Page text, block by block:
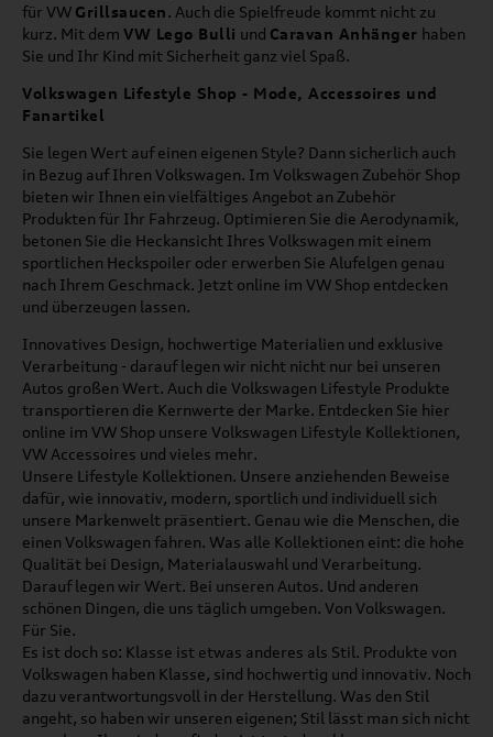
für VW Grillsaucen. Auch die Spielfreude kommt nicht zu
kurz. Mit dem VW Lego Bulli und Caravan Anhänger haben
Sie und Ihr Kind mit Sicherheit ganz viel Spaß.
Volkswagen Lifestyle Shop - Mode, Accessoires und
Fanartikel
Sie legen Wert auf einen eigenen Style? Dann sicherlich auch
in Bezug auf Ihren Volkswagen. Im Volkswagen Zubehör Shop
bieten wir Ihnen ein vielfältiges Angebot an Zubehör
Produkten für Ihr Fahrzeug. Optimieren Sie die Aerodynamik,
betonen Sie die Heckansicht Ihres Volkswagen mit einem
sportlichen Heckspoiler oder erwerben Sie Alufelgen genau
nach Ihrem Geschmack. Jetzt online im VW Shop entdecken
und überzeugen lassen.
Innovatives Design, hochwertige Materialien und exklusive
Verarbeitung - darauf legen wir nicht nicht nur bei unseren
Autos großen Wert. Auch die Volkswagen Lifestyle Produkte
transportieren die Kernwerte der Marke. Entdecken Sie hier
online im VW Shop unsere Volkswagen Lifestyle Kollektionen,
VW Accessoires und vieles mehr.
Unsere Lifestyle Kollektionen. Unsere anziehenden Beweise
dafür, wie innovativ, modern, sportlich und individuell sich
unsere Markenwelt präsentiert. Genau wie die Menschen, die
einen Volkswagen fahren. Was alle Kollektionen eint: die hohe
Qualität bei Design, Materialauswahl und Verarbeitung.
Darauf legen wir Wert. Bei unseren Autos. Und anderen
schönen Dingen, die uns täglich umgeben. Von Volkswagen.
Für Sie.
Es ist doch so: Klasse ist etwas anderes als Stil. Produkte von
Volkswagen haben Klasse, sind hochwertig und innovativ. Noch
dazu verantwortungsvoll in der Herstellung. Was den Stil
angeht, so haben wir unseren eigenen; Stil lässt man sich nicht